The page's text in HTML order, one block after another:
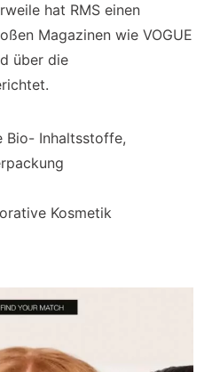
hat RMS einen
Magazinen wie VOGUE
über die
Bio- Inhaltsstoffe,
Kosmetik